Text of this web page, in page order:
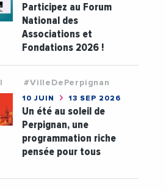
Participez au Forum
National des
Associations et
Fondations 2026 !
#VilleDePerpignan
10 JUIN 13 SEP 2026
Un été au soleil de
Perpignan, une
programmation riche
pensée pour tous